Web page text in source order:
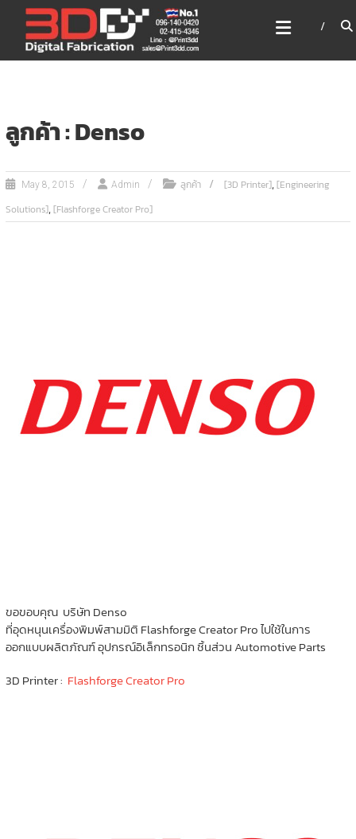
content
3DD DIGITAL FABRICATION
เครื่องพิมพ์3มิติ สแกนเนอร์
เลเซอร์
ลูกค้า : Denso
May 8, 2015 Admin ลูกค้า [3D Printer],[Engineering
Solutions],[Flashforge Creator Pro]
ขอขอบคุณ บริษัท Denso
ที่อุดหนุนเครื่องพิมพ์สามมิติ Flashforge Creator Pro ไปใช้ในการ
ออกแบบผลิตภัณฑ์ อุปกรณ์อิเล็กทรอนิก ชิ้นส่วน Automotive Parts
3D Printer : Flashforge Creator Pro